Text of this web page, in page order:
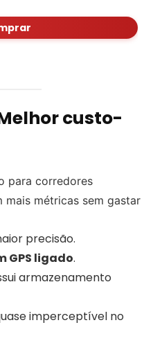
custo-
para corredores
mais métricas sem gastar
precisão.
GPS ligado.
armazenamento
imperceptível no